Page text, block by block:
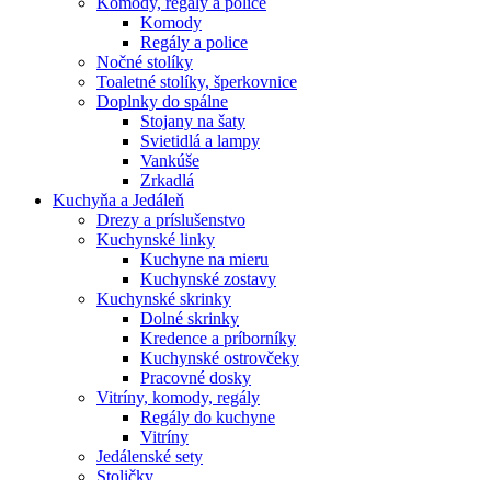
Komody
Regály a police
Nočné stolíky
Toaletné stolíky, šperkovnice
Doplnky do spálne
Stojany na šaty
Svietidlá a lampy
Vankúše
Zrkadlá
Kuchyňa a Jedáleň
Drezy a príslušenstvo
Kuchynské linky
Kuchyne na mieru
Kuchynské zostavy
Kuchynské skrinky
Dolné skrinky
Kredence a príborníky
Kuchynské ostrovčeky
Pracovné dosky
Vitríny, komody, regály
Regály do kuchyne
Vitríny
Jedálenské sety
Stoličky